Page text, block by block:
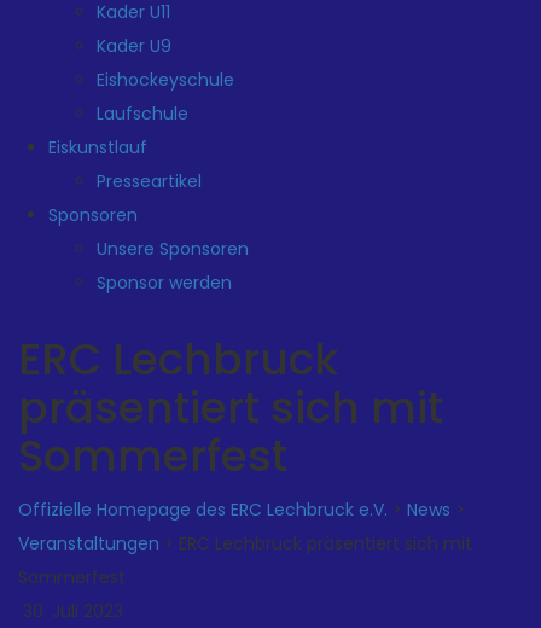
Kader U11
Kader U9
Eishockeyschule
Laufschule
Eiskunstlauf
Presseartikel
Sponsoren
Unsere Sponsoren
Sponsor werden
ERC Lechbruck
präsentiert sich mit
Sommerfest
Offizielle Homepage des ERC Lechbruck e.V. > News >
Veranstaltungen > ERC Lechbruck präsentiert sich mit
Sommerfest
30. Juli 2023